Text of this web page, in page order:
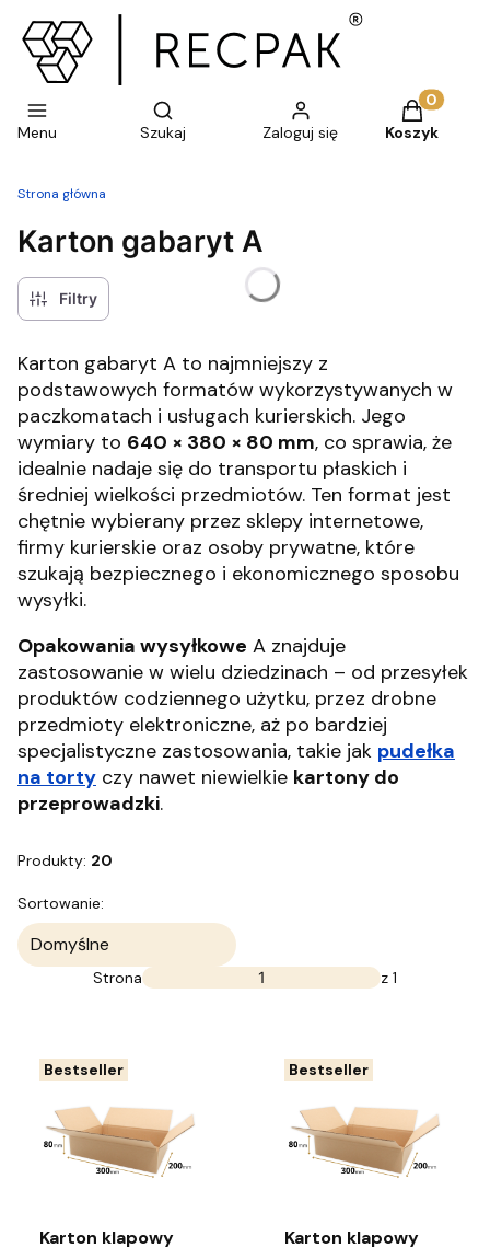
Menu
Otwórz wyszukiwarkę
Szukaj Zaloguj się
Produkty
Koszyk
Strona główna
Karton gabaryt A
Filtry
Karton gabaryt A to najmniejszy z
podstawowych formatów wykorzystywanych w
paczkomatach i usługach kurierskich. Jego
wymiary to 640 × 380 × 80 mm, co sprawia, że
idealnie nadaje się do transportu płaskich i
średniej wielkości przedmiotów. Ten format jest
chętnie wybierany przez sklepy internetowe,
firmy kurierskie oraz osoby prywatne, które
szukają bezpiecznego i ekonomicznego sposobu
wysyłki.
Opakowania wysyłkowe A znajduje
zastosowanie w wielu dziedzinach – od przesyłek
produktów codziennego użytku, przez drobne
przedmioty elektroniczne, aż po bardziej
specjalistyczne zastosowania, takie jak pudełka
na torty czy nawet niewielkie kartony do
przeprowadzki.
Produkty: 20
Lista produktów
Sortowanie:
Domyślne
Strona z 1
Bestseller
Karton klapowy
Bestseller
Karton klapowy